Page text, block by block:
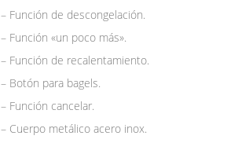
– Función de descongelación.
– Función «un poco más».
– Función de recalentamiento.
– Botón para bagels.
– Función cancelar.
– Cuerpo metálico acero inox.